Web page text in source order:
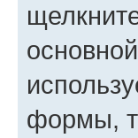
формы,